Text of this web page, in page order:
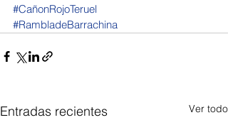
#CañonRojoTeruel
#RambladeBarrachina
Entradas recientes Ver todo